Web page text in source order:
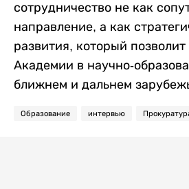
сотрудничество не как
направление, а как
развития, который
Академии в научно-
ближнем и дальнем
Образование интервью